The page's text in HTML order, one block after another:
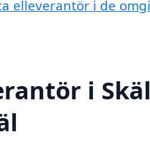
elleverantör i de
i